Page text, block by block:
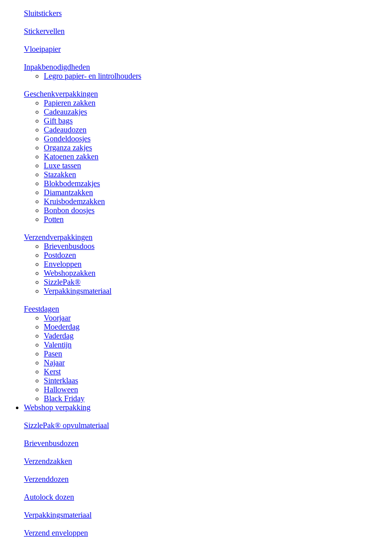
Sluitstickers
Stickervellen
Vloeipapier
Inpakbenodigdheden
Legro papier- en lintrolhouders
Geschenkverpakkingen
Papieren zakken
Cadeauzakjes
Gift bags
Cadeaudozen
Gondeldoosjes
Organza zakjes
Katoenen zakken
Luxe tassen
Stazakken
Blokbodemzakjes
Diamantzakken
Kruisbodemzakken
Bonbon doosjes
Potten
Verzendverpakkingen
Brievenbusdoos
Postdozen
Enveloppen
Webshopzakken
SizzlePak®
Verpakkingsmateriaal
Feestdagen
Voorjaar
Moederdag
Vaderdag
Valentijn
Pasen
Najaar
Kerst
Sinterklaas
Halloween
Black Friday
Webshop verpakking
SizzlePak® opvulmateriaal
Brievenbusdozen
Verzendzakken
Verzenddozen
Autolock dozen
Verpakkingsmateriaal
Verzend enveloppen